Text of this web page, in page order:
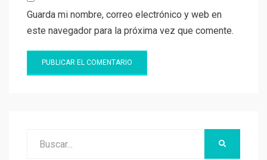
Guarda mi nombre, correo electrónico y web en
este navegador para la próxima vez que comente.